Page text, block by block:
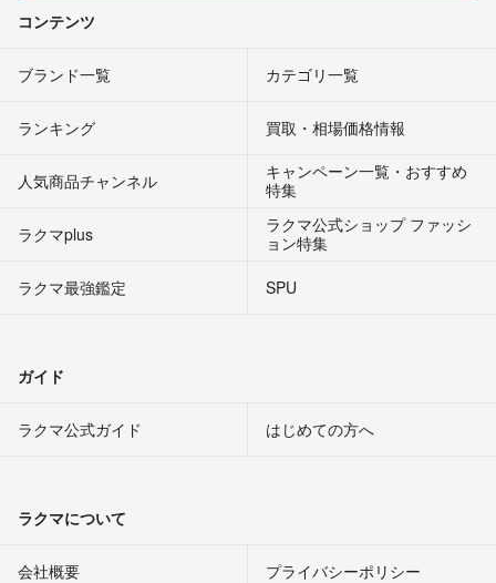
コンテンツ
ブランド一覧 カテゴリ一覧
ランキング 買取・相場価格情報
人気商品チャンネル
キャンペーン一覧・おすすめ
特集
ラクマplus
ラクマ公式ショップ ファッシ
ョン特集
ラクマ最強鑑定
SPU
ガイド
ラクマ公式ガイド はじめての方へ
ラクマについて
会社概要 プライバシーポリシー